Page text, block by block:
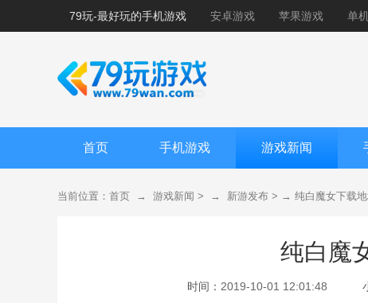
79玩-最好玩的手机游戏 安卓游戏 苹果游戏 单
首页 手机游戏 游戏新闻
当前位置： 首页 → 游戏新闻 > → 新游发布 > → 纯白魔女下载
纯白魔
时间： 2019-10-01 12:01:48